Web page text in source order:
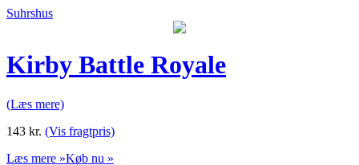
Suhrshus
Kirby Battle Royale
(Læs mere)
143 kr. (Vis fragtpris)
Læs mere »Køb nu »